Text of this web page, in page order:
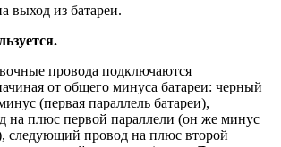
выход из батареи.
провода подключаются
от общего минуса батареи: черный
(первая параллель батареи),
на плюс первой параллели (он же минус
следующий провод на плюс второй